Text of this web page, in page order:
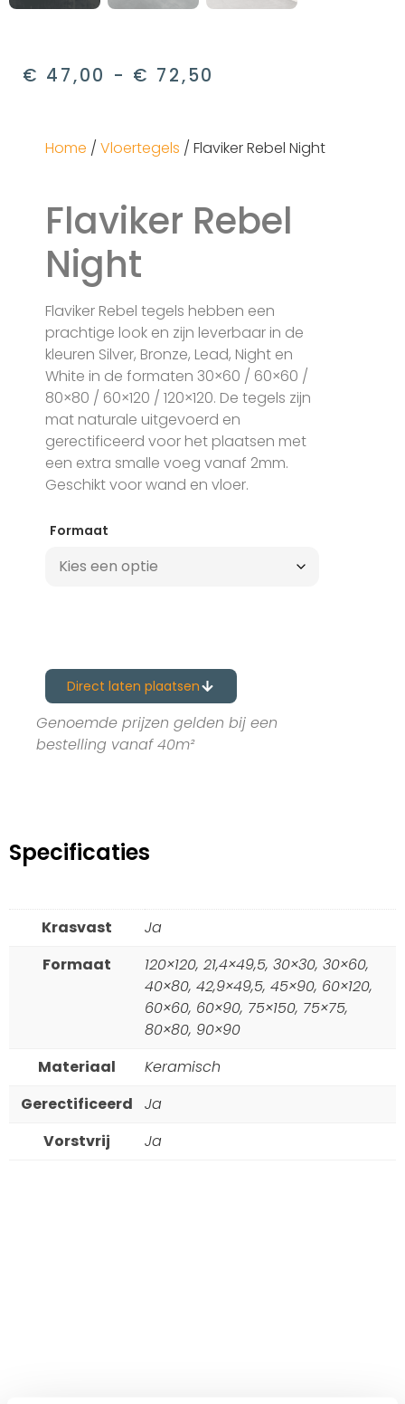
€ 47,00 - € 72,50
Home / Vloertegels / Flaviker Rebel Night
Flaviker Rebel
Night
Flaviker Rebel tegels hebben een
prachtige look en zijn leverbaar in de
kleuren Silver, Bronze, Lead, Night en
White in de formaten 30×60 / 60×60 /
80×80 / 60×120 / 120×120. De tegels zijn
mat naturale uitgevoerd en
gerectificeerd voor het plaatsen met
een extra smalle voeg vanaf 2mm.
Geschikt voor wand en vloer.
Formaat
Direct laten plaatsen
Genoemde prijzen gelden bij een
bestelling vanaf 40m²
Specificaties
Krasvast
Ja
Formaat
120×120, 21,4×49,5, 30×30, 30×60,
40×80, 42,9×49,5, 45×90, 60×120,
60×60, 60×90, 75×150, 75×75,
80×80, 90×90
Materiaal
Keramisch
Gerectificeerd
Ja
Vorstvrij
Ja